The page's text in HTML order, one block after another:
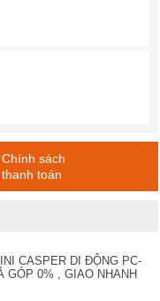
Chính sách
thanh toán
CASPER DI ĐỘNG PC-
GÓP 0% , GIAO NHANH